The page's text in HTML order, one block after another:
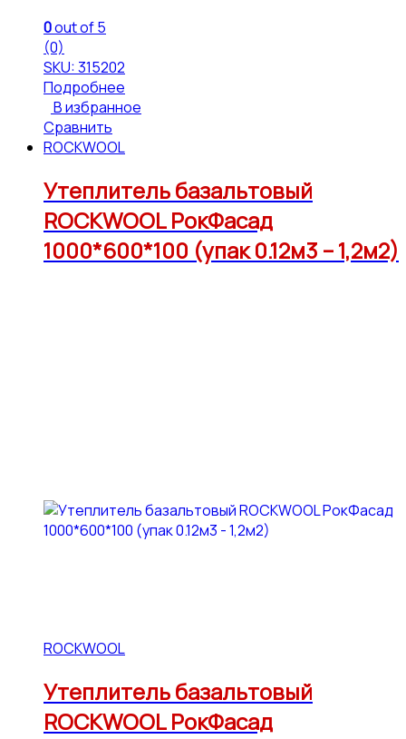
0out of 5
(0)
SKU: 315202
Подробнее
В избранное
Сравнить
ROCKWOOL
Утеплитель базальтовый
ROCKWOOL РокФасад
1000*600*100 (упак 0.12м3 – 1,2м2)
ROCKWOOL
Утеплитель базальтовый
ROCKWOOL РокФасад